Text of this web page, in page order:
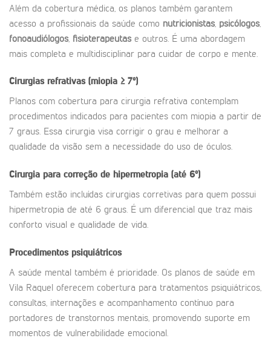
Além da cobertura médica, os planos também garantem
acesso a profissionais da saúde como nutricionistas, psicólogos,
fonoaudiólogos, fisioterapeutase outros. É uma abordagem
mais completa e multidisciplinar para cuidar de corpo e mente.
Cirurgias refrativas (miopia ≥ 7º)
Planos com cobertura para cirurgia refrativa contemplam
procedimentos indicados para pacientes com miopia a partir de
7 graus. Essa cirurgia visa corrigir o grau e melhorar a
qualidade da visão sem a necessidade do uso de óculos.
Cirurgia para correção de hipermetropia (até 6º)
Também estão incluídas cirurgias corretivas para quem possui
hipermetropia de até 6 graus. É um diferencial que traz mais
conforto visual e qualidade de vida.
Procedimentos psiquiátricos
A saúde mental também é prioridade. Os planos de saúde em
Vila Raquel oferecem cobertura para tratamentos psiquiátricos,
consultas, internações e acompanhamento contínuo para
portadores de transtornos mentais, promovendo suporte em
momentos de vulnerabilidade emocional.